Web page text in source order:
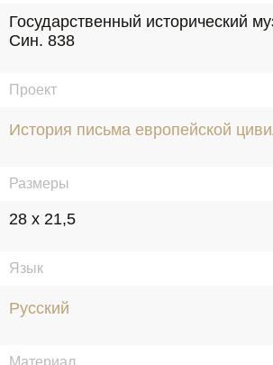
Государственный исторический
Син. 838
Проект
История письма европейской
Размеры
28 x 21,5
Язык
Русский
Материал